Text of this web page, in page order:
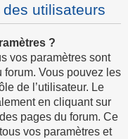
utilisateurs
?
vos paramètres sont
Vous pouvez les
de l’utilisateur. Le
en cliquant sur
pages du forum. Ce
vos paramètres et